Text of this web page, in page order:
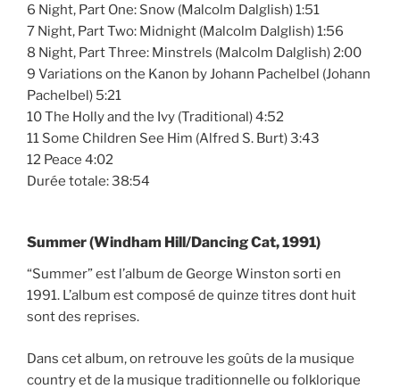
6 Night, Part One: Snow (Malcolm Dalglish) 1:51
7 Night, Part Two: Midnight (Malcolm Dalglish) 1:56
8 Night, Part Three: Minstrels (Malcolm Dalglish) 2:00
9 Variations on the Kanon by Johann Pachelbel (Johann
Pachelbel) 5:21
10 The Holly and the Ivy (Traditional) 4:52
11 Some Children See Him (Alfred S. Burt) 3:43
12 Peace 4:02
Durée totale: 38:54
Summer (Windham Hill/Dancing Cat, 1991)
“Summer” est l’album de George Winston sorti en
1991. L’album est composé de quinze titres dont huit
sont des reprises.
Dans cet album, on retrouve les goûts de la musique
country et de la musique traditionnelle ou folklorique